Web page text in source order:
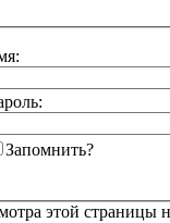
Запомнить?
этой страницы